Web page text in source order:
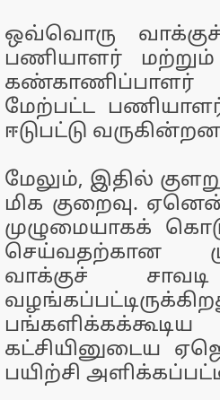
ஒவ்வொரு
பணியாளர்
கண்காணிப்பாளர்
மேற்பட்ட
ஈடுபட்டு
மேலும், இதில்
மிக குறைவு.
முழுமையாகக்
செய்வதற்கான
வாக்குச்
கட்சியினுடைய
பயிற்சி